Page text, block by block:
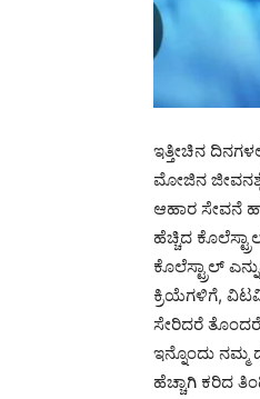
ಇತ್ತೀಚಿನ
ಮೋಜಿನ
ಆಹಾರ ಸೇವನೆ
ಹೆಚ್ಚಿದ
ಕೊಲೆಸ್ಟ್ರಾಲ್
ಕ್ರಿಯೆಗಳಿಗೆ,
ಸೇರಿದರೆ ತೊಂದರೆ
ಇನ್ನೊಂದು ನಮ್ಮ
ಹೆಚ್ಚಾಗಿ ಕರಿದ